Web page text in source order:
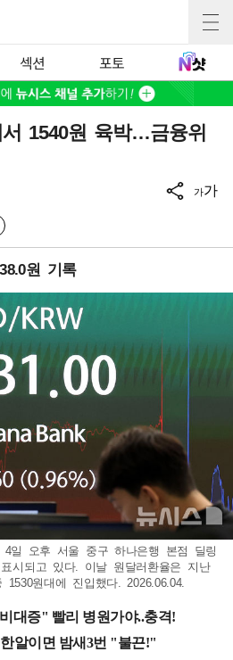
섹션 포토
1540원 육박…금융위
가가
원 기록
일 오후 서울 중구 하나은행 본점 딜링
시되고 있다. 이날 원달러환율은 지난
원대에 진입했다. 2026.06.04.